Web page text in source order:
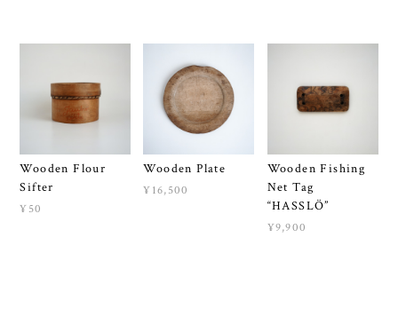
Wooden Flour
Sifter
¥50
Wooden Plate
¥16,500
Wooden Fishing
Net Tag
“HASSLÖ”
¥9,900